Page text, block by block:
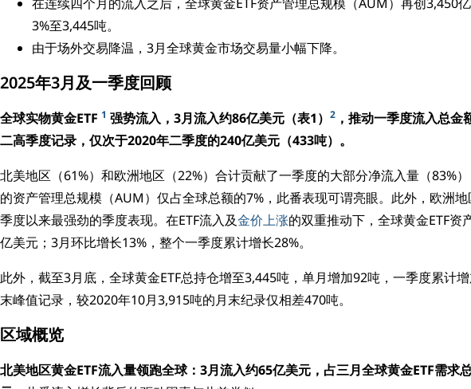
3%至3,445吨。
由于场外交易降温，3月全球黄金市场交易量小幅下降。
2025年3月及一季度回顾
全球实物黄金ETF 1 强势流入，3月流入约86亿美元（表1） 2 ，推动一季度流入总
二高季度记录，仅次于2020年二季度的240亿美元（433吨）。
北美地区（61%）和欧洲地区（22%）合计贡献了一季度的大部分净流入量（83%
的资产管理总规模（AUM）仅占全球总额的7%，此番表现可谓亮眼。此外，欧洲
季度以来最强劲的季度表现。在ETF流入及金价上涨的双重推动下，全球黄金ETF
亿美元；3月环比增长13%，整个一季度累计增长28%。
此外，截至3月底，全球黄金ETF总持仓增至3,445吨，单月增加92吨，一季度累计
末峰值记录，较2020年10月3,915吨的月末纪录仅相差470吨。
区域概览
北美地区黄金ETF流入量领跑全球：3月流入约65亿美元，占三月全球黄金ETF需求